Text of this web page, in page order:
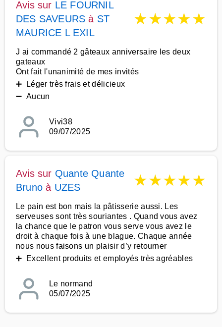
Avis sur LE FOURNIL
DES SAVEURS à ST
MAURICE L EXIL
★★★★★
J ai commandé 2 gâteaux anniversaire les deux
gateaux
Ont fait l'unanimité de mes invités
➕ Léger très frais et délicieux
➖ Aucun
Vivi38
09/07/2025
Avis sur Quante Quante
Bruno à UZES ★★★★★
Le pain est bon mais la pâtisserie aussi. Les
serveuses sont très souriantes . Quand vous avez
la chance que le patron vous serve vous avez le
droit à chaque fois à une blague. Chaque année
nous nous faisons un plaisir d’y retourner
➕ Excellent produits et employés très agréables
Le normand
05/07/2025